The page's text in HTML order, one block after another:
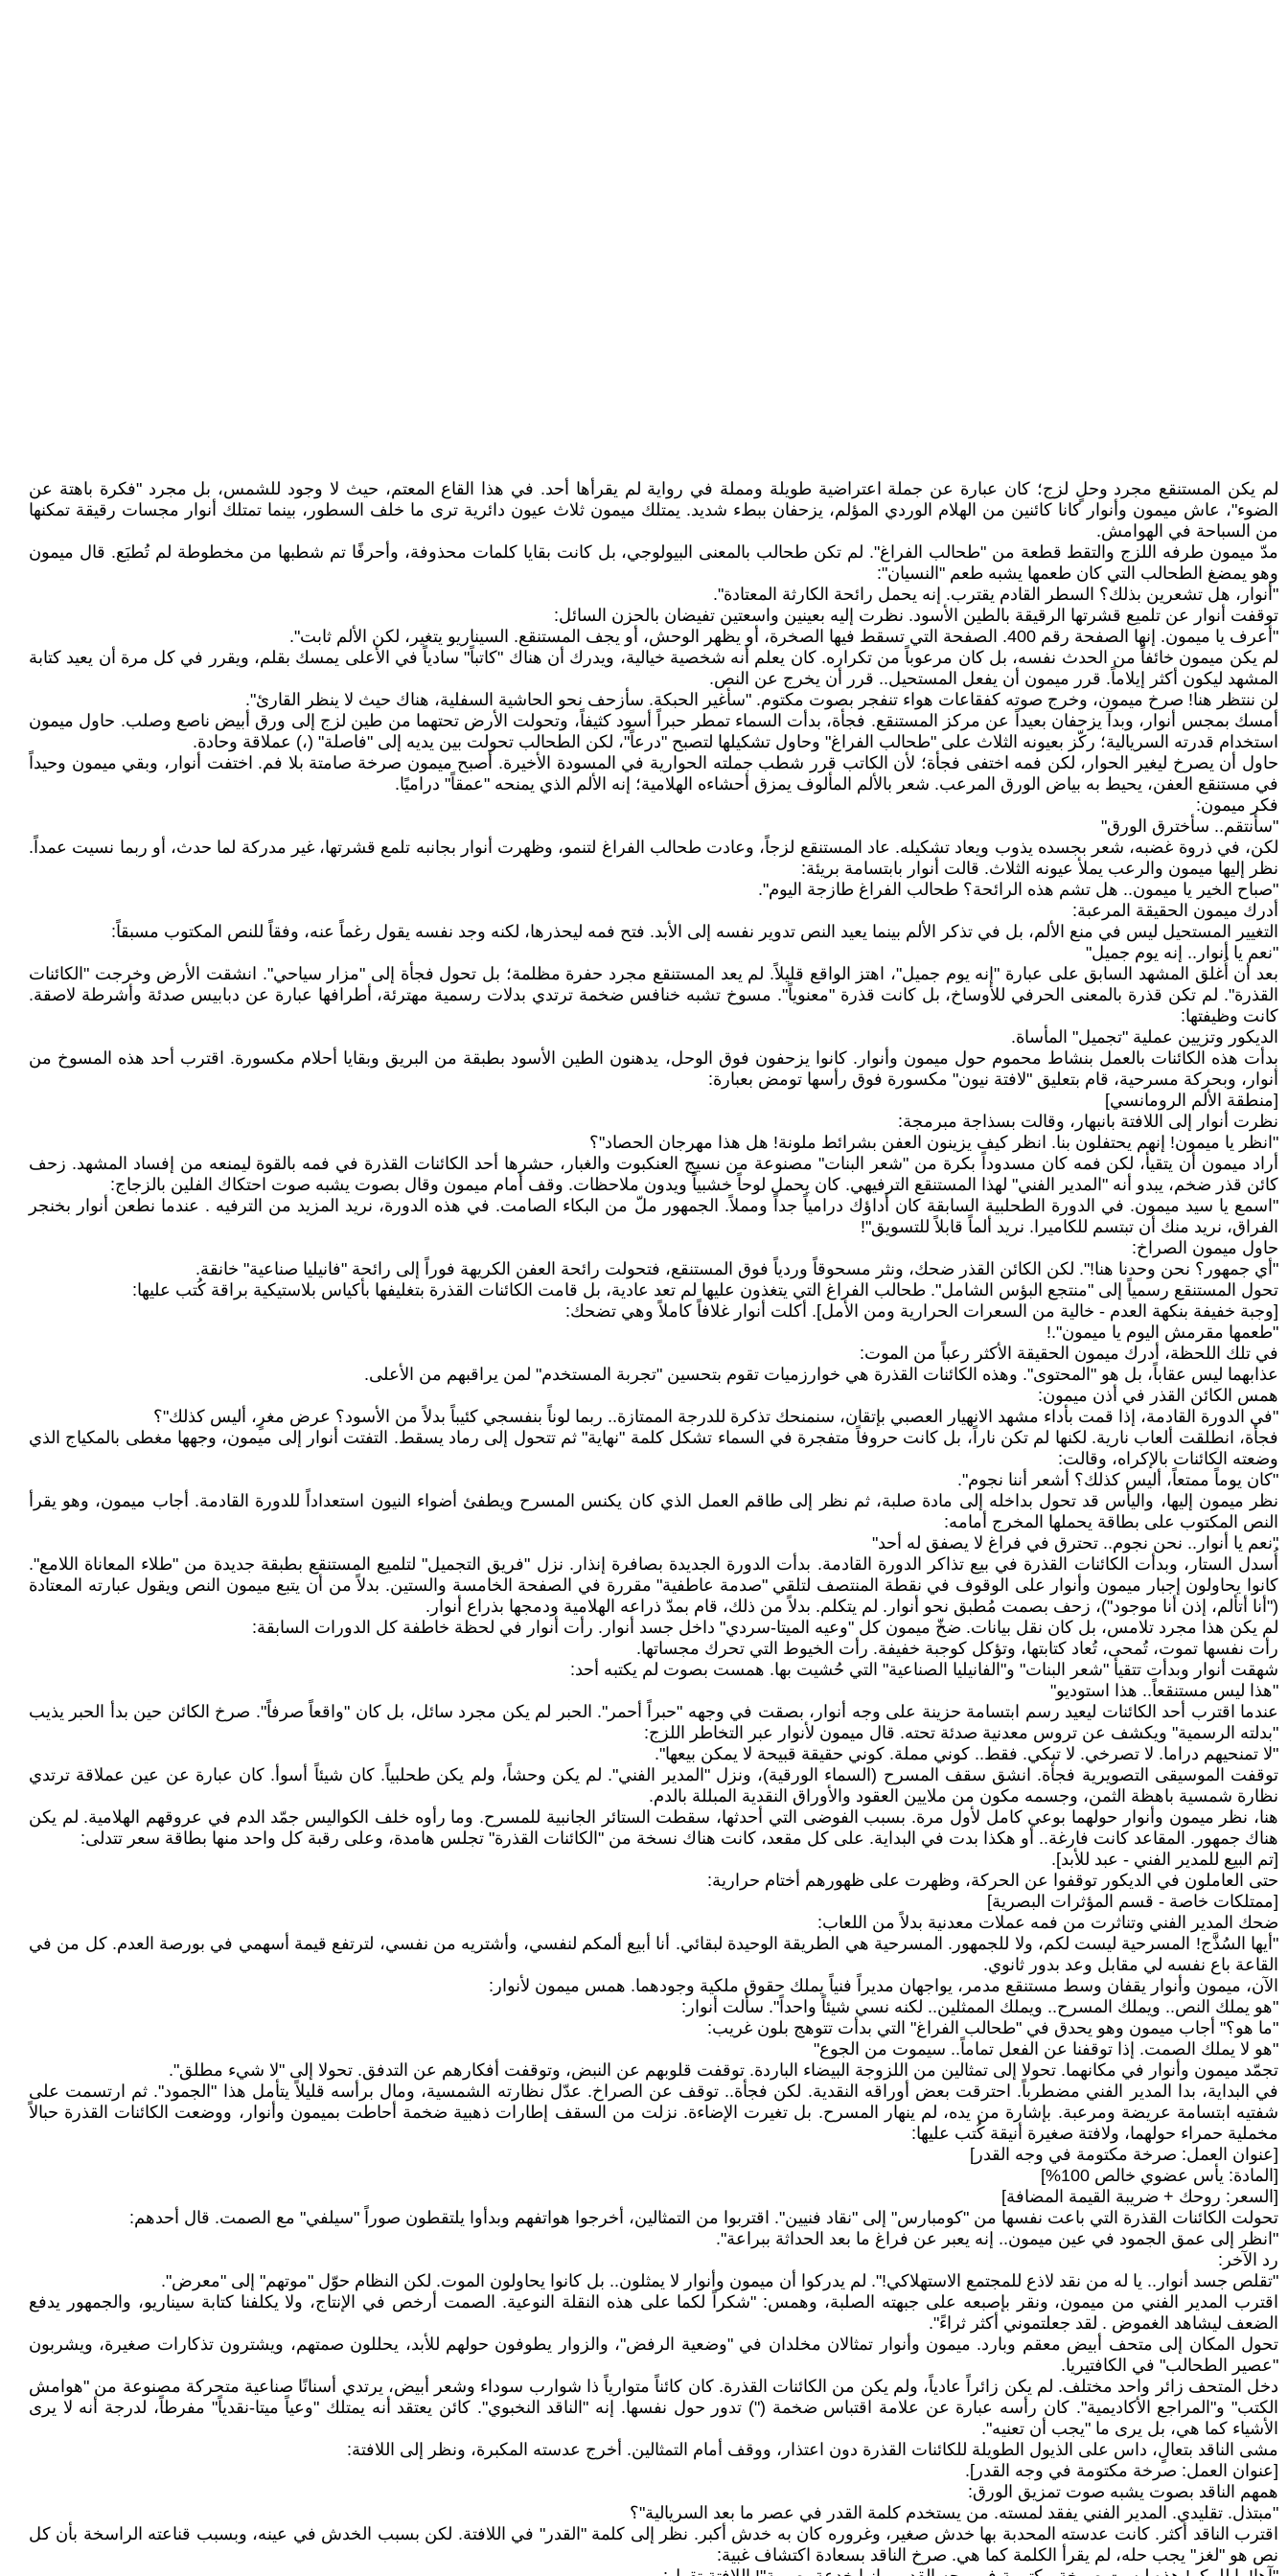
لم يكن المستنقع مجرد وحلٍ لزج؛ كان عبارة عن جملة اعتراضية طويلة ومملة في رواية لم يقرأها أحد. في هذا القاع المعتم، حيث لا وجود للشمس، بل مجرد "فكرة باهتة عن
الضوء"، عاش ميمون وأنوار كانا كائنين من الهلام الوردي المؤلم، يزحفان ببطء شديد. يمتلك ميمون ثلاث عيون دائرية ترى ما خلف السطور، بينما تمتلك أنوار مجسات رقيقة تمكنها
من السباحة في الهوامش.
مدّ ميمون طرفه اللزج والتقط قطعة من "طحالب الفراغ". لم تكن طحالب بالمعنى البيولوجي، بل كانت بقايا كلمات محذوفة، وأحرفًا تم شطبها من مخطوطة لم تُطبَع. قال ميمون
وهو يمضغ الطحالب التي كان طعمها يشبه طعم "النسيان":
"أنوار، هل تشعرين بذلك؟ السطر القادم يقترب. إنه يحمل رائحة الكارثة المعتادة".
توقفت أنوار عن تلميع قشرتها الرقيقة بالطين الأسود. نظرت إليه بعينين واسعتين تفيضان بالحزن السائل:
"أعرف يا ميمون. إنها الصفحة رقم 400. الصفحة التي تسقط فيها الصخرة، أو يظهر الوحش، أو يجف المستنقع. السيناريو يتغير، لكن الألم ثابت".
لم يكن ميمون خائفاً من الحدث نفسه، بل كان مرعوباً من تكراره. كان يعلم أنه شخصية خيالية، ويدرك أن هناك "كاتباً" سادياً في الأعلى يمسك بقلم، ويقرر في كل مرة أن يعيد كتابة
المشهد ليكون أكثر إيلاماً. قرر ميمون أن يفعل المستحيل.. قرر أن يخرج عن النص.
لن ننتظر هنا! صرخ ميمون، وخرج صوته كفقاعات هواء تنفجر بصوت مكتوم. "سأغير الحبكة. سأزحف نحو الحاشية السفلية، هناك حيث لا ينظر القارئ".
أمسك بمجس أنوار، وبدآ يزحفان بعيداً عن مركز المستنقع. فجأة، بدأت السماء تمطر حبراً أسود كثيفاً، وتحولت الأرض تحتهما من طين لزج إلى ورق أبيض ناصع وصلب. حاول ميمون
استخدام قدرته السريالية؛ ركّز بعيونه الثلاث على "طحالب الفراغ" وحاول تشكيلها لتصبح "درعاً"، لكن الطحالب تحولت بين يديه إلى "فاصلة" (،) عملاقة وحادة.
حاول أن يصرخ ليغير الحوار، لكن فمه اختفى فجأة؛ لأن الكاتب قرر شطب جملته الحوارية في المسودة الأخيرة. أصبح ميمون صرخة صامتة بلا فم. اختفت أنوار، وبقي ميمون وحيداً
في مستنقع العفن، يحيط به بياض الورق المرعب. شعر بالألم المألوف يمزق أحشاءه الهلامية؛ إنه الألم الذي يمنحه "عمقاً" دراميًا.
فكر ميمون:
"سأنتقم.. سأخترق الورق"
لكن، في ذروة غضبه، شعر بجسده يذوب ويعاد تشكيله. عاد المستنقع لزجاً، وعادت طحالب الفراغ لتنمو، وظهرت أنوار بجانبه تلمع قشرتها، غير مدركة لما حدث، أو ربما نسيت عمداً.
نظر إليها ميمون والرعب يملأ عيونه الثلاث. قالت أنوار بابتسامة بريئة:
"صباح الخير يا ميمون.. هل تشم هذه الرائحة؟ طحالب الفراغ طازجة اليوم".
أدرك ميمون الحقيقة المرعبة:
التغيير المستحيل ليس في منع الألم، بل في تذكر الألم بينما يعيد النص تدوير نفسه إلى الأبد. فتح فمه ليحذرها، لكنه وجد نفسه يقول رغماً عنه، وفقاً للنص المكتوب مسبقاً:
"نعم يا أنوار.. إنه يوم جميل"
بعد أن أُغلق المشهد السابق على عبارة "إنه يوم جميل"، اهتز الواقع قليلاً. لم يعد المستنقع مجرد حفرة مظلمة؛ بل تحول فجأة إلى "مزار سياحي". انشقت الأرض وخرجت "الكائنات
القذرة". لم تكن قذرة بالمعنى الحرفي للأوساخ، بل كانت قذرة "معنوياً". مسوخ تشبه خنافس ضخمة ترتدي بدلات رسمية مهترئة، أطرافها عبارة عن دبابيس صدئة وأشرطة لاصقة.
كانت وظيفتها:
الديكور وتزيين عملية "تجميل" المأساة.
بدأت هذه الكائنات بالعمل بنشاط محموم حول ميمون وأنوار. كانوا يزحفون فوق الوحل، يدهنون الطين الأسود بطبقة من البريق وبقايا أحلام مكسورة. اقترب أحد هذه المسوخ من
أنوار، وبحركة مسرحية، قام بتعليق "لافتة نيون" مكسورة فوق رأسها تومض بعبارة:
[منطقة الألم الرومانسي]
نظرت أنوار إلى اللافتة بانبهار، وقالت بسذاجة مبرمجة:
"انظر يا ميمون! إنهم يحتفلون بنا. انظر كيف يزينون العفن بشرائط ملونة! هل هذا مهرجان الحصاد"؟
أراد ميمون أن يتقيأ، لكن فمه كان مسدوداً بكرة من "شعر البنات" مصنوعة من نسيج العنكبوت والغبار، حشرها أحد الكائنات القذرة في فمه بالقوة ليمنعه من إفساد المشهد. زحف
كائن قذر ضخم، يبدو أنه "المدير الفني" لهذا المستنقع الترفيهي. كان يحمل لوحاً خشبياً ويدون ملاحظات. وقف أمام ميمون وقال بصوت يشبه صوت احتكاك الفلين بالزجاج:
"اسمع يا سيد ميمون. في الدورة الطحلبية السابقة كان أداؤك درامياً جداً ومملاً. الجمهور ملّ من البكاء الصامت. في هذه الدورة، نريد المزيد من الترفيه . عندما نطعن أنوار بخنجر
الفراق، نريد منك أن تبتسم للكاميرا. نريد ألماً قابلاً للتسويق"!
حاول ميمون الصراخ:
"أي جمهور؟ نحن وحدنا هنا!". لكن الكائن القذر ضحك، ونثر مسحوقاً وردياً فوق المستنقع، فتحولت رائحة العفن الكريهة فوراً إلى رائحة "فانيليا صناعية" خانقة.
تحول المستنقع رسمياً إلى "منتجع البؤس الشامل". طحالب الفراغ التي يتغذون عليها لم تعد عادية، بل قامت الكائنات القذرة بتغليفها بأكياس بلاستيكية براقة كُتب عليها:
[وجبة خفيفة بنكهة العدم - خالية من السعرات الحرارية ومن الأمل]. أكلت أنوار غلافاً كاملاً وهي تضحك:
"طعمها مقرمش اليوم يا ميمون".!
في تلك اللحظة، أدرك ميمون الحقيقة الأكثر رعباً من الموت:
عذابهما ليس عقاباً، بل هو "المحتوى". وهذه الكائنات القذرة هي خوارزميات تقوم بتحسين "تجربة المستخدم" لمن يراقبهم من الأعلى.
همس الكائن القذر في أذن ميمون:
"في الدورة القادمة، إذا قمت بأداء مشهد الانهيار العصبي بإتقان، سنمنحك تذكرة للدرجة الممتازة.. ربما لوناً بنفسجي كئيباً بدلاً من الأسود؟ عرض مغرٍ، أليس كذلك"؟
فجأة، انطلقت ألعاب نارية. لكنها لم تكن ناراً، بل كانت حروفاً متفجرة في السماء تشكل كلمة "نهاية" ثم تتحول إلى رماد يسقط. التفتت أنوار إلى ميمون، وجهها مغطى بالمكياج الذي
وضعته الكائنات بالإكراه، وقالت:
"كان يوماً ممتعاً، أليس كذلك؟ أشعر أننا نجوم".
نظر ميمون إليها، واليأس قد تحول بداخله إلى مادة صلبة، ثم نظر إلى طاقم العمل الذي كان يكنس المسرح ويطفئ أضواء النيون استعداداً للدورة القادمة. أجاب ميمون، وهو يقرأ
النص المكتوب على بطاقة يحملها المخرج أمامه:
"نعم يا أنوار.. نحن نجوم.. تحترق في فراغ لا يصفق له أحد"
أُسدل الستار، وبدأت الكائنات القذرة في بيع تذاكر الدورة القادمة. بدأت الدورة الجديدة بصافرة إنذار. نزل "فريق التجميل" لتلميع المستنقع بطبقة جديدة من "طلاء المعاناة اللامع".
كانوا يحاولون إجبار ميمون وأنوار على الوقوف في نقطة المنتصف لتلقي "صدمة عاطفية" مقررة في الصفحة الخامسة والستين. بدلاً من أن يتبع ميمون النص ويقول عبارته المعتادة
("أنا أتألم، إذن أنا موجود")، زحف بصمت مُطبق نحو أنوار. لم يتكلم. بدلاً من ذلك، قام بمدّ ذراعه الهلامية ودمجها بذراع أنوار.
لم يكن هذا مجرد تلامس، بل كان نقل بيانات. ضخّ ميمون كل "وعيه الميتا-سردي" داخل جسد أنوار. رأت أنوار في لحظة خاطفة كل الدورات السابقة:
رأت نفسها تموت، تُمحى، تُعاد كتابتها، وتؤكل كوجبة خفيفة. رأت الخيوط التي تحرك مجساتها.
شهقت أنوار وبدأت تتقيأ "شعر البنات" و"الفانيليا الصناعية" التي حُشيت بها. همست بصوت لم يكتبه أحد:
"هذا ليس مستنقعاً.. هذا استوديو"
عندما اقترب أحد الكائنات ليعيد رسم ابتسامة حزينة على وجه أنوار، بصقت في وجهه "حبراً أحمر". الحبر لم يكن مجرد سائل، بل كان "واقعاً صرفاً". صرخ الكائن حين بدأ الحبر يذيب
"بدلته الرسمية" ويكشف عن تروس معدنية صدئة تحته. قال ميمون لأنوار عبر التخاطر اللزج:
"لا تمنحيهم دراما. لا تصرخي. لا تبكي. فقط.. كوني مملة. كوني حقيقة قبيحة لا يمكن بيعها".
توقفت الموسيقى التصويرية فجأة. انشق سقف المسرح (السماء الورقية)، ونزل "المدير الفني". لم يكن وحشاً، ولم يكن طحلبياً. كان شيئاً أسوأ. كان عبارة عن عين عملاقة ترتدي
نظارة شمسية باهظة الثمن، وجسمه مكون من ملايين العقود والأوراق النقدية المبللة بالدم.
هنا، نظر ميمون وأنوار حولهما بوعي كامل لأول مرة. بسبب الفوضى التي أحدثها، سقطت الستائر الجانبية للمسرح. وما رأوه خلف الكواليس جمّد الدم في عروقهم الهلامية. لم يكن
هناك جمهور. المقاعد كانت فارغة.. أو هكذا بدت في البداية. على كل مقعد، كانت هناك نسخة من "الكائنات القذرة" تجلس هامدة، وعلى رقبة كل واحد منها بطاقة سعر تتدلى:
[تم البيع للمدير الفني - عبد للأبد].
حتى العاملون في الديكور توقفوا عن الحركة، وظهرت على ظهورهم أختام حرارية:
[ممتلكات خاصة - قسم المؤثرات البصرية]
ضحك المدير الفني وتناثرت من فمه عملات معدنية بدلاً من اللعاب:
"أيها السُذَّج! المسرحية ليست لكم، ولا للجمهور. المسرحية هي الطريقة الوحيدة لبقائي. أنا أبيع ألمكم لنفسي، وأشتريه من نفسي، لترتفع قيمة أسهمي في بورصة العدم. كل من في
القاعة باع نفسه لي مقابل وعد بدور ثانوي.
الآن، ميمون وأنوار يقفان وسط مستنقع مدمر، يواجهان مديراً فنياً يملك حقوق ملكية وجودهما. همس ميمون لأنوار:
"هو يملك النص.. ويملك المسرح.. ويملك الممثلين.. لكنه نسي شيئاً واحداً". سألت أنوار:
"ما هو؟" أجاب ميمون وهو يحدق في "طحالب الفراغ" التي بدأت تتوهج بلون غريب:
"هو لا يملك الصمت. إذا توقفنا عن الفعل تماماً.. سيموت من الجوع"
تجمّد ميمون وأنوار في مكانهما. تحولا إلى تمثالين من اللزوجة البيضاء الباردة. توقفت قلوبهم عن النبض، وتوقفت أفكارهم عن التدفق. تحولا إلى "لا شيء مطلق".
في البداية، بدا المدير الفني مضطرباً. احترقت بعض أوراقه النقدية. لكن فجأة.. توقف عن الصراخ. عدّل نظارته الشمسية، ومال برأسه قليلاً يتأمل هذا "الجمود". ثم ارتسمت على
شفتيه ابتسامة عريضة ومرعبة. بإشارة من يده، لم ينهار المسرح. بل تغيرت الإضاءة. نزلت من السقف إطارات ذهبية ضخمة أحاطت بميمون وأنوار، ووضعت الكائنات القذرة حبالاً
مخملية حمراء حولهما، ولافتة صغيرة أنيقة كُتب عليها:
[عنوان العمل: صرخة مكتومة في وجه القدر]
[المادة: يأس عضوي خالص 100%]
[السعر: روحك + ضريبة القيمة المضافة]
تحولت الكائنات القذرة التي باعت نفسها من "كومبارس" إلى "نقاد فنيين". اقتربوا من التمثالين، أخرجوا هواتفهم وبدأوا يلتقطون صوراً "سيلفي" مع الصمت. قال أحدهم:
"انظر إلى عمق الجمود في عين ميمون.. إنه يعبر عن فراغ ما بعد الحداثة ببراعة".
رد الآخر:
"تقلص جسد أنوار.. يا له من نقد لاذع للمجتمع الاستهلاكي!". لم يدركوا أن ميمون وأنوار لا يمثلون.. بل كانوا يحاولون الموت. لكن النظام حوّل "موتهم" إلى "معرض".
اقترب المدير الفني من ميمون، ونقر بإصبعه على جبهته الصلبة، وهمس: "شكراً لكما على هذه النقلة النوعية. الصمت أرخص في الإنتاج، ولا يكلفنا كتابة سيناريو، والجمهور يدفع
الضعف ليشاهد الغموض . لقد جعلتموني أكثر ثراءً".
تحول المكان إلى متحف أبيض معقم وبارد. ميمون وأنوار تمثالان مخلدان في "وضعية الرفض"، والزوار يطوفون حولهم للأبد، يحللون صمتهم، ويشترون تذكارات صغيرة، ويشربون
"عصير الطحالب" في الكافتيريا.
دخل المتحف زائر واحد مختلف. لم يكن زائراً عادياً، ولم يكن من الكائنات القذرة. كان كائناً متوارياً ذا شوارب سوداء وشعر أبيض، يرتدي أسنانًا صناعية متحركة مصنوعة من "هوامش
الكتب" و"المراجع الأكاديمية". كان رأسه عبارة عن علامة اقتباس ضخمة (") تدور حول نفسها. إنه "الناقد النخبوي". كائن يعتقد أنه يمتلك "وعياً ميتا-نقدياً" مفرطاً، لدرجة أنه لا يرى
الأشياء كما هي، بل يرى ما "يجب أن تعنيه".
مشى الناقد بتعالٍ، داس على الذيول الطويلة للكائنات القذرة دون اعتذار، ووقف أمام التمثالين. أخرج عدسته المكبرة، ونظر إلى اللافتة:
[عنوان العمل: صرخة مكتومة في وجه القدر].
همهم الناقد بصوت يشبه صوت تمزيق الورق:
"مبتذل. تقليدي. المدير الفني يفقد لمسته. من يستخدم كلمة القدر في عصر ما بعد السريالية"؟
اقترب الناقد أكثر. كانت عدسته المحدبة بها خدش صغير، وغروره كان به خدش أكبر. نظر إلى كلمة "القدر" في اللافتة. لكن بسبب الخدش في عينه، وبسبب قناعته الراسخة بأن كل
نص هو "لغز" يجب حله، لم يقرأ الكلمة كما هي. صرخ الناقد بسعادة اكتشاف غبية: